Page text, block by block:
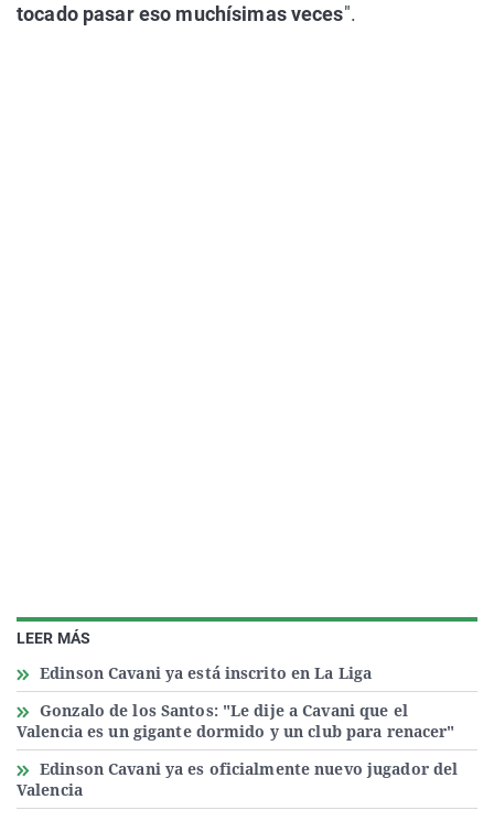
LEER MÁS
Edinson Cavani ya está inscrito en La Liga
Gonzalo de los Santos: "Le dije a Cavani que el
Valencia es un gigante dormido y un club para renacer"
Edinson Cavani ya es oficialmente nuevo jugador del
Valencia
tocado pasar eso muchísimas veces".